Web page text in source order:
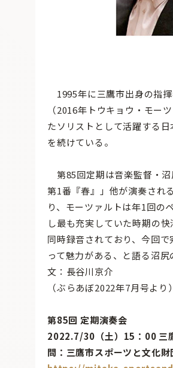
1995年に三鷹市出身の指
（2016年トウキョウ・モー
たソリストとして活躍する
を続けている。
第85回定期は音楽監督・
第1番『春』」他が演奏され
り、モーツァルトは年1回の
し最も充実していた時期の
同時録音されており、今回
って魅力がある、と語る沼
文：長谷川京介
（ぶらあぼ2022年7月号より）
第85回 定期演奏会
2022.7/30（土）15：00 三
問：三鷹市スポーツと文化